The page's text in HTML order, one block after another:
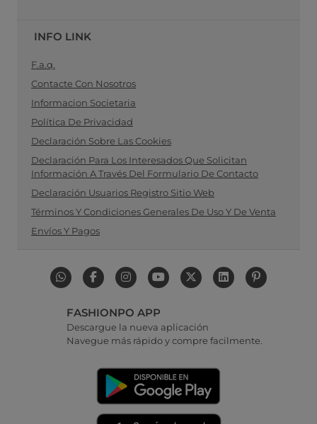
INFO LINK
F.a.q.
Contacte Con Nosotros
Informacion Societaria
Política De Privacidad
Declaración Sobre Las Cookies
Declaración Para Los Interesados Que Solicitan
Información A Través Del Formulario De Contacto
Declaración Usuarios Registro Sitio Web
Términos Y Condiciones Generales De Uso Y De Venta
Envíos Y Pagos
FASHIONPO APP
Descargue la nueva aplicación
Navegue más rápido y compre facilmente.